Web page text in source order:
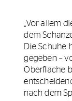
„Vor allem
dem
Die Schuhe
gegeben –
Oberfläche
nach dem